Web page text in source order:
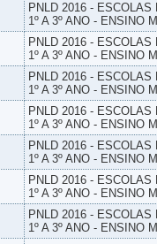
PNLD 2016 -
1º A 3º ANO - ENSINO
PNLD 2016 -
1º A 3º ANO - ENSINO
PNLD 2016 -
1º A 3º ANO - ENSINO
PNLD 2016 -
1º A 3º ANO - ENSINO
PNLD 2016 -
1º A 3º ANO - ENSINO
PNLD 2016 -
1º A 3º ANO - ENSINO
PNLD 2016 -
1º A 3º ANO - ENSINO